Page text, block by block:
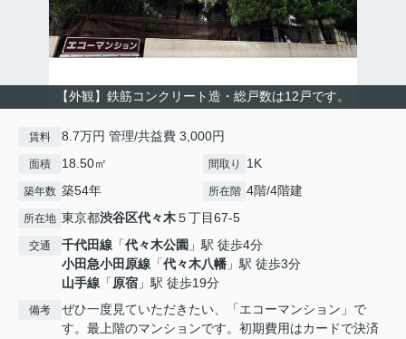
【外観】鉄筋コンクリート造・総戸数は12戸です。
賃料 8.7万円 管理/共益費 3,000円
面積 18.50㎡ 間取り 1K
築年数 築54年 所在階 4階/4階建
所在地 東京都渋谷区代々木５丁目67-5
交通 千代田線 「代々木公園 」駅 徒歩4分
小田急小田原線 「代々木八幡 」駅 徒歩3分
山手線 「原宿 」駅 徒歩19分
備考
ぜひ一度見ていただきたい、「エコーマンション」で
す。最上階のマンションです。初期費用はカードで決済